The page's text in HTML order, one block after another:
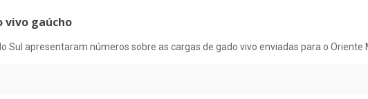
vivo gaúcho
Sul apresentaram números sobre as cargas de gado vivo enviadas para o Oriente